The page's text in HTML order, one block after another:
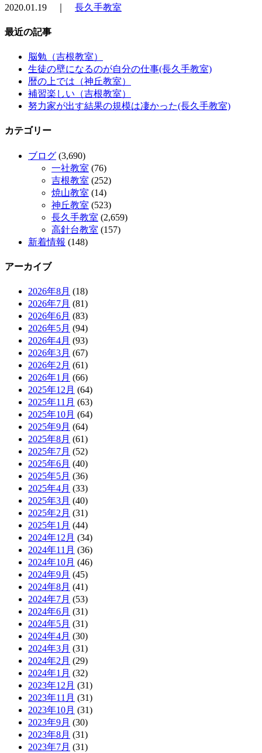
2020.01.19 ｜ 長久手教室
最近の記事
脳勉（吉根教室）
生徒の壁になるのが自分の仕事(長久手教室)
暦の上では（神丘教室）
補習楽しい（吉根教室）
努力家が出す結果の規模は凄かった(長久手教室)
カテゴリー
ブログ (3,690)
一社教室 (76)
吉根教室 (252)
焼山教室 (14)
神丘教室 (523)
長久手教室 (2,659)
高針台教室 (157)
新着情報 (148)
アーカイブ
2026年8月 (18)
2026年7月 (81)
2026年6月 (83)
2026年5月 (94)
2026年4月 (93)
2026年3月 (67)
2026年2月 (61)
2026年1月 (66)
2025年12月 (64)
2025年11月 (63)
2025年10月 (64)
2025年9月 (64)
2025年8月 (61)
2025年7月 (52)
2025年6月 (40)
2025年5月 (36)
2025年4月 (33)
2025年3月 (40)
2025年2月 (31)
2025年1月 (44)
2024年12月 (34)
2024年11月 (36)
2024年10月 (46)
2024年9月 (45)
2024年8月 (41)
2024年7月 (53)
2024年6月 (31)
2024年5月 (31)
2024年4月 (30)
2024年3月 (31)
2024年2月 (29)
2024年1月 (32)
2023年12月 (31)
2023年11月 (31)
2023年10月 (31)
2023年9月 (30)
2023年8月 (31)
2023年7月 (31)